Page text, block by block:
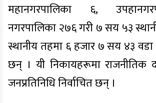
महानगरपालिका ६,
नगरपालिका २७६ गरी ७ सय ५३
स्थानीय तहमा ६ हजार ७ सय ४३ वडा
छन् । यी निकायहरूमा राजनीतिक
जनप्रतिनिधि निर्वाचित छन् ।